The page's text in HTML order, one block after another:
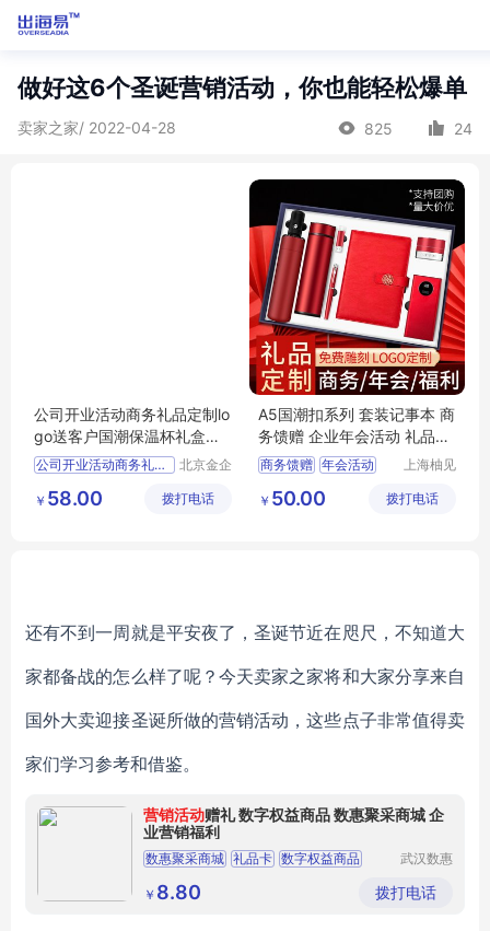
做好这6个圣诞营销活动，你也能轻松爆单
卖家之家/ 2022-04-28 825 24
公司开业活动商务礼品定制lo
go送客户国潮保温杯礼盒套
装定做
公司开业活动商务礼品定制
活动商务礼品定制
北京金企
有限公司
￥ 58.00 拨打电话
A5国潮扣系列 套装记事本 商
务馈赠 企业年会活动 礼品定
制 伴手礼
商务馈赠 年会活动
记事本定制
上海柚见
有限公司
￥ 50.00 拨打电话
还有不到一周就是平安夜了，圣诞节近在咫尺，不知道大
家都备战的怎么样了呢？今天卖家之家将和大家分享来自
国外大卖迎接圣诞所做的营销活动，这些点子非常值得卖
家们学习参考和借鉴。
营销活动赠礼 数字权益商品 数惠聚采商城 企
业营销福利
数惠聚采商城 礼品卡 数字权益商品
权益卡券
武汉数惠
有限公司
￥ 8.80 拨打电话